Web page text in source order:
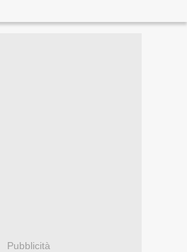
Pubblicità